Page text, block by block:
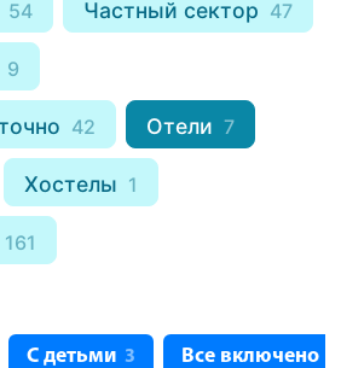
54 Частный сектор 47
9
42 Отели 7
Хостелы 1
161
С детьми 3 Все включено